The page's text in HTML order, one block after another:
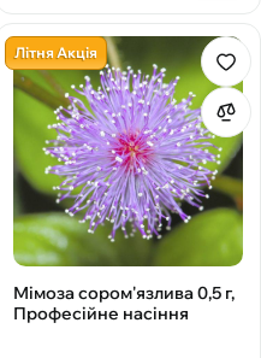
Літня Акція
Мімоза сором'язлива 0,5 г,
Професійне насіння